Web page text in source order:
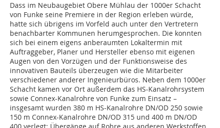
Dass im Neubaugebiet Obere Mühlau der 1000er Schacht
von Funke seine Premiere in der Region erleben würde,
hatte sich übrigens im Vorfeld auch unter den Vertretern
benachbarter Kommunen herumgesprochen. Die konnten
sich bei einem eigens anberaumten Lokaltermin mit
Auftraggeber, Planer und Hersteller ebenso mit eigenen
Augen von den Vorzügen und der Funktionsweise des
innovativen Bauteils überzeugen wie die Mitarbeiter
verschiedener anderer Ingenieurbüros. Neben dem 1000er
Schacht kamen vor Ort außerdem das HS-Kanalrohrsystem
sowie Connex-Kanalrohre von Funke zum Einsatz –
insgesamt wurden 380 m HS-Kanalrohre DN/OD 250 sowie
150 m Connex-Kanalrohre DN/OD 315 und 400 m DN/OD